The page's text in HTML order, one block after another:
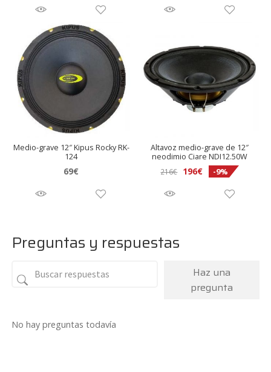
Medio-grave 12″ Kipus Rocky RK-
124
69€
Altavoz medio-grave de 12″
neodimio Ciare NDI12.50W
216€ 196€ -9%
Preguntas y respuestas
Haz una
pregunta
No hay preguntas todavía